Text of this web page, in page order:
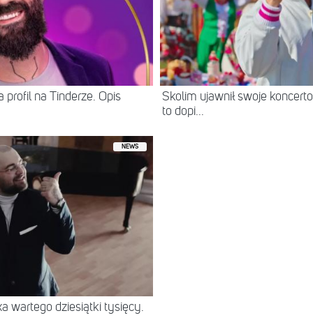
profil na Tinderze. Opis
Skolim ujawnił swoje
to dopi...
NEWS
wartego dziesiątki tysięcy.